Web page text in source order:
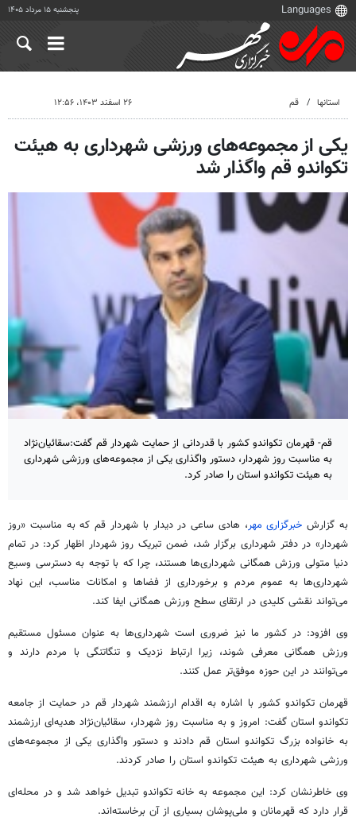
پنجشنبه ۱۵ مرداد ۱۴۰۵
استانها قم ۲۶ اسفند ۱۴۰۳، ۱۲:۵۶
یکی از مجموعه‌های ورزشی شهرداری به هیئت
تکواندو قم واگذار شد
قم- قهرمان تکواندو کشور با قدردانی از حمایت شهردار قم گفت:سقائیان‌نژاد
به مناسبت روز شهردار، دستور واگذاری یکی از مجموعه‌های ورزشی شهرداری
به هیئت تکواندو استان را صادر کرد.
به گزارش خبرگزاری مهر، هادی ساعی در دیدار با شهردار قم که به مناسبت «روز
شهردار» در دفتر شهرداری برگزار شد، ضمن تبریک روز شهردار اظهار کرد: در تمام
دنیا متولی ورزش همگانی شهرداری‌ها هستند، چرا که با توجه به دسترسی وسیع
شهرداری‌ها به عموم مردم و برخورداری از فضاها و امکانات مناسب، این نهاد
می‌تواند نقشی کلیدی در ارتقای سطح ورزش همگانی ایفا کند.
وی افزود: در کشور ما نیز ضروری است شهرداری‌ها به عنوان مسئول مستقیم
ورزش همگانی معرفی شوند، زیرا ارتباط نزدیک و تنگاتنگی با مردم دارند و
می‌توانند در این حوزه موفق‌تر عمل کنند.
قهرمان تکواندو کشور با اشاره به اقدام ارزشمند شهردار قم در حمایت از جامعه
تکواندو استان گفت: امروز و به مناسبت روز شهردار، سقائیان‌نژادهدیه‌ای ارزشمند
به خانواده بزرگ تکواندو استان قم دادند و دستور واگذاری یکی از مجموعه‌های
ورزشی شهرداری به هیئت تکواندو استان را صادر کردند.
وی خاطرنشان کرد: این مجموعه به خانه تکواندو تبدیل خواهد شد و در محله‌ای
قرار دارد که قهرمانان و ملی‌پوشان بسیاری از آن برخاسته‌اند.